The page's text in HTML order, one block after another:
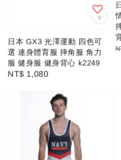
日本 GX3 光澤運動 四色可
選 連身體育服 摔角服 角力
服 健身服 健身背心 k2249
Regular
NT$ 1,080